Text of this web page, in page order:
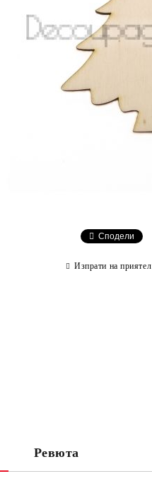
Сподели
Изпрати на приятел
Ревюта